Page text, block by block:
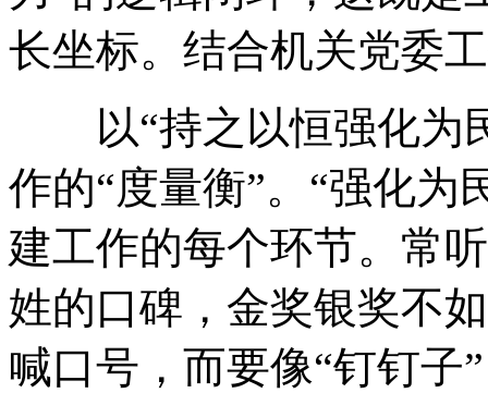
长坐标。结合机关党委
以“持之以恒强化为
作的“度量衡”。“强化为
建工作的每个环节。常
姓的口碑，金奖银奖不
喊口号，而要像“钉钉子